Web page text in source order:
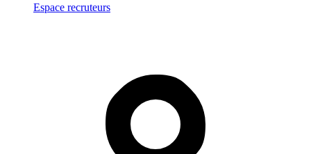
Espace recruteurs